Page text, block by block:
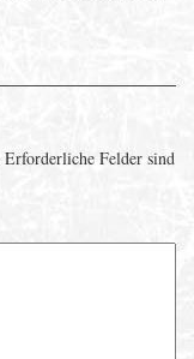
Erforderliche Felder sind